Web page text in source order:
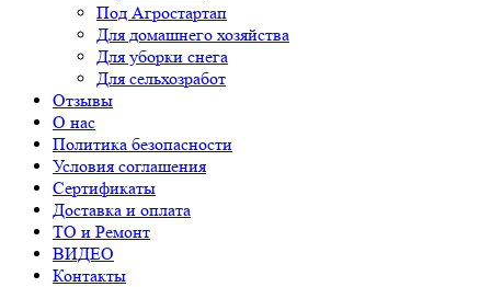
Под Агростартап
Для домашнего хозяйства
Для уборки снега
Для сельхозработ
Отзывы
О нас
Политика безопасности
Условия соглашения
Сертификаты
Доставка и оплата
ТО и Ремонт
ВИДЕО
Контакты